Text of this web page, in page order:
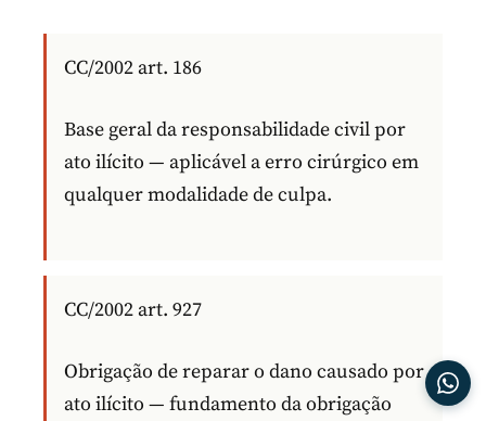
CC/2002 art. 186
Base geral da responsabilidade civil por
ato ilícito — aplicável a erro cirúrgico em
qualquer modalidade de culpa.
CC/2002 art. 927
Obrigação de reparar o dano causado por
ato ilícito — fundamento da obrigação